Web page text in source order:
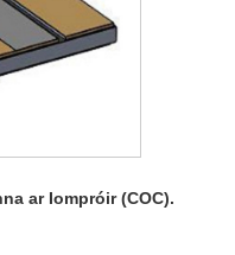
ar Iompróir (COC).